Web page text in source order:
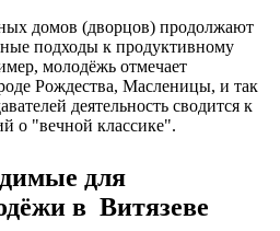
домов (дворцов) продолжают
подходы к продуктивному
молодёжь отмечает
Рождества, Масленицы, и так
деятельность сводится к
о "вечной классике".
для
в Витязеве